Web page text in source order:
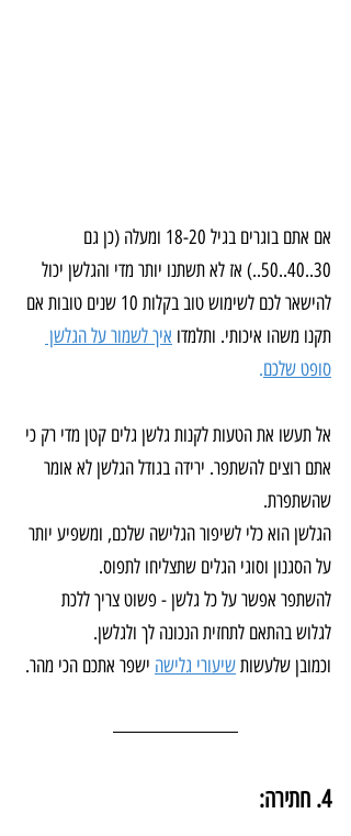
אם אתם בוגרים בגיל 18-20 ומעלה (כן גם
30..40..50..) אז לא תשתנו יותר מדי והגלשן יכול
להישאר לכם לשימוש טוב בקלות 10 שנים טובות אם
תקנו משהו איכותי. ותלמדו איך לשמור על הגלשן
סופט שלכם.
אל תעשו את הטעות לקנות גלשן גלים קטן מדי רק כי
אתם רוצים להשתפר. ירידה בגודל הגלשן לא אומר
שהשתפרת.
הגלשן הוא כלי לשיפור הגלישה שלכם, ומשפיע יותר
על הסגנון וסוגי הגלים שתצליחו לתפוס.
להשתפר אפשר על כל גלשן - פשוט צריך ללכת
לגלוש בהתאם לתחזית הנכונה לך ולגלשן.
וכמובן שלעשות שיעורי גלישה ישפר אתכם הכי מהר.
4. חתירה: